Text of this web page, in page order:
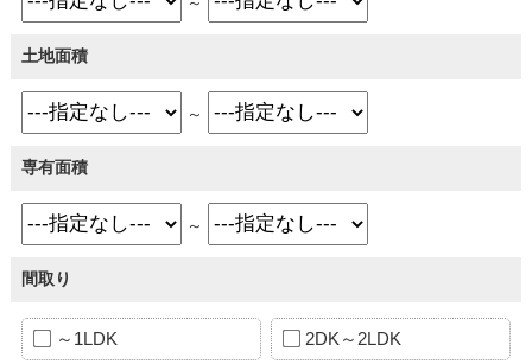
土地面積
～
専有面積
～
間取り
～1LDK 2DK～2LDK